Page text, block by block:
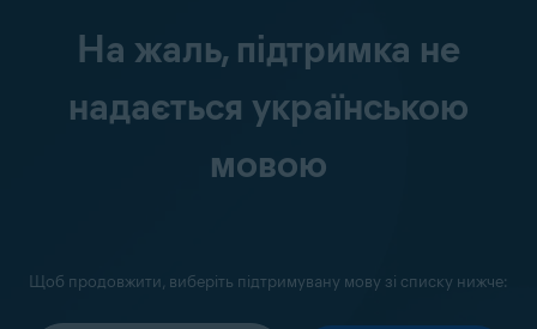
На жаль, підтримка не
надається українською
мовою
Щоб продовжити, виберіть підтримувану мову зі списку нижче: